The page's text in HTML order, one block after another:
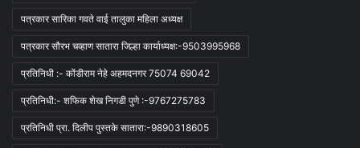
पत्रकार सारिका गवते वाई तालुका महिला अध्यक्ष
पत्रकार सौरभ चव्हाण सातारा जिल्हा कार्याध्यक्ष:-9503995968
प्रतिनिधी :- कोंडीराम नेहे अहमदनगर 75074 69042
प्रतिनिधी:- शफिक शेख निगडी पुणे :-9767275783
प्रतिनिधी प्रा. दिलीप पुस्तके सातारा:-9890318605